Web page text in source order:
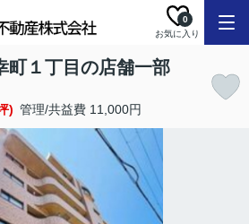
お気に入り
0
町１丁目の店舗一部
) 管理/共益費 11,000円